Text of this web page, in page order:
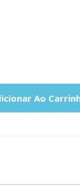
Ao